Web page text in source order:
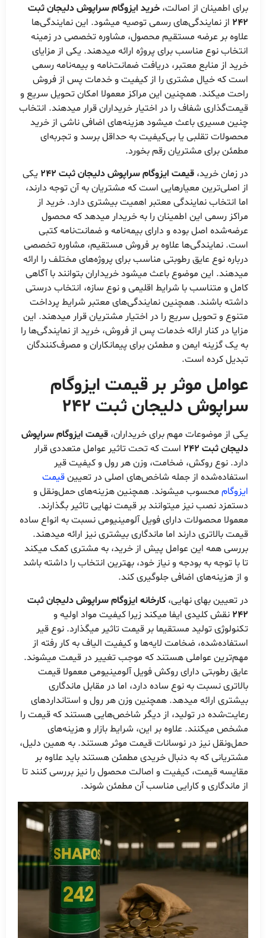
برای اطمینان از اصالت، خرید ایزوگام سراپوش دلیجان ثبت
242 از نمایندگی‌های رسمی توصیه میشود. این نمایندگی‌ها
علاوه بر عرضه مستقیم محصول، مشاوره تخصصی در زمینه
انتخاب نوع مناسب برای پروژه ارائه میدهند. یکی از مزایای
خرید از منابع معتبر، دریافت ضمانت‌نامه و بیمه‌نامه رسمی
است که خیال مشتری را از کیفیت و خدمات پس از فروش
راحت میکند. همچنین این مراکز معمولا امکان تحویل سریع و
قیمت‌گذاری شفاف را در اختیار خریداران قرار میدهند. انتخاب
چنین مسیری باعث میشود هزینه‌های اضافی ناشی از خرید
محصولات تقلبی یا بی‌کیفیت به حداقل برسد و تجربه‌ای
مطمئن برای مشتریان رقم بخورد.
در زمان خرید، قیمت ایزوگام سراپوش دلیجان ثبت 242
یکی
از اصلی‌ترین معیارهایی است که مشتریان به آن توجه دارند،
اما انتخاب نمایندگی معتبر اهمیت بیشتری دارد. خرید از
مراکز رسمی این اطمینان را به خریدار میدهد که محصول
عرضه‌شده اصل بوده و دارای بیمه‌نامه و ضمانت‌نامه کتبی
است. نمایندگی‌ها علاوه بر فروش مستقیم، مشاوره تخصصی
درباره نوع عایق رطوبتی مناسب برای پروژه‌های مختلف را ارائه
میدهند. این موضوع باعث میشود خریداران بتوانند با آگاهی
کامل و متناسب با شرایط اقلیمی و نوع سازه، انتخاب درستی
داشته باشند. همچنین نمایندگی‌های معتبر شرایط پرداخت
متنوع و تحویل سریع را در اختیار مشتریان قرار میدهند. این
مزایا در کنار ارائه خدمات پس از فروش، خرید از نمایندگی‌ها را
به یک گزینه ایمن و مطمئن برای پیمانکاران و مصرف‌کنندگان
تبدیل کرده است.
عوامل موثر بر قیمت ایزوگام
سراپوش دلیجان ثبت 242
یکی از موضوعات مهم برای خریداران، قیمت ایزوگام سراپوش
دلیجان ثبت 242
است که تحت تاثیر عوامل متعددی قرار
دارد. نوع روکش، ضخامت، وزن هر رول و کیفیت قیر
استفاده‌شده از جمله شاخص‌های اصلی در تعیینقیمت
ایزوگام محسوب میشوند. همچنین هزینه‌های حمل‌ونقل و
دستمزد نصب نیز میتوانند بر قیمت نهایی تاثیر بگذارند.
معمولا محصولات دارای فویل آلومینیومی نسبت به انواع ساده
قیمت بالاتری دارند اما ماندگاری بیشتری نیز ارائه میدهند.
بررسی همه این عوامل پیش از خرید، به مشتری کمک میکند
تا با توجه به بودجه و نیاز خود، بهترین انتخاب را داشته باشد
و از هزینه‌های اضافی جلوگیری کند.
در تعیین بهای نهایی، کارخانه ایزوگام سراپوش دلیجان ثبت
242 نقش کلیدی ایفا میکند زیرا کیفیت مواد اولیه و
تکنولوژی تولید مستقیما بر قیمت تاثیر میگذارد. نوع قیر
استفاده‌شده، ضخامت لایه‌ها و کیفیت الیاف به کار رفته از
مهم‌ترین عواملی هستند که موجب تغییر در قیمت میشوند.
عایق رطوبتی دارای روکش فویل آلومینیومی معمولا قیمت
بالاتری نسبت به نوع ساده دارد، اما در مقابل ماندگاری
بیشتری ارائه میدهد. همچنین وزن هر رول و استانداردهای
رعایت‌شده در تولید، از دیگر شاخص‌هایی هستند که قیمت را
مشخص میکنند. علاوه بر این، شرایط بازار و هزینه‌های
حمل‌ونقل نیز در نوسانات قیمت موثر هستند. به همین دلیل،
مشتریانی که به دنبال خریدی مطمئن هستند باید علاوه بر
مقایسه قیمت، کیفیت و اصالت محصول را نیز بررسی کنند تا
از ماندگاری و کارایی مناسب آن مطمئن شوند.